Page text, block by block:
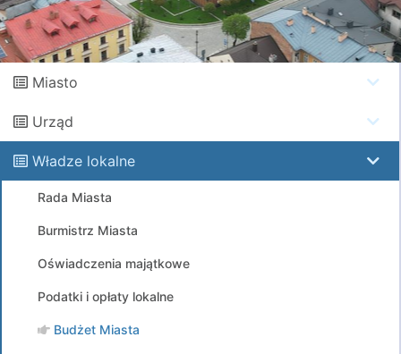
Miasto
Urząd
Władze lokalne
Rada Miasta
Burmistrz Miasta
Oświadczenia majątkowe
Podatki i opłaty lokalne
Budżet Miasta